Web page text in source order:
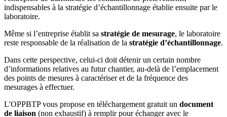
indispensables à la stratégie d’échantillonnage établie ensuite par le
laboratoire.
Même si l’entreprise établit sa stratégie de mesurage, le laboratoire
reste responsable de la réalisation de la stratégie d’échantillonnage.
Dans cette perspective, celui-ci doit détenir un certain nombre
d’informations relatives au futur chantier, au-delà de l’emplacement
des points de mesures à caractériser et de la fréquence des
mesurages à effectuer.
L'OPPBTP vous propose en téléchargement gratuit un document
de liaison (non exhaustif) à remplir pour échanger avec le